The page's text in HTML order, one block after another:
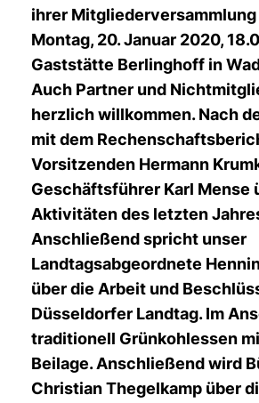
ihrer Mitgliederversammlung
Montag, 20. Januar 2020,
Gaststätte Berlinghoff in
Auch Partner und
herzlich willkommen. Nach
mit dem
Vorsitzenden Hermann
Geschäftsführer Karl Mense
Aktivitäten des letzten
Anschließend spricht unser
Landtagsabgeordnete
über die Arbeit und
Düsseldorfer Landtag. Im
traditionell Grünkohlessen
Beilage. Anschließend wird
Christian Thegelkamp über